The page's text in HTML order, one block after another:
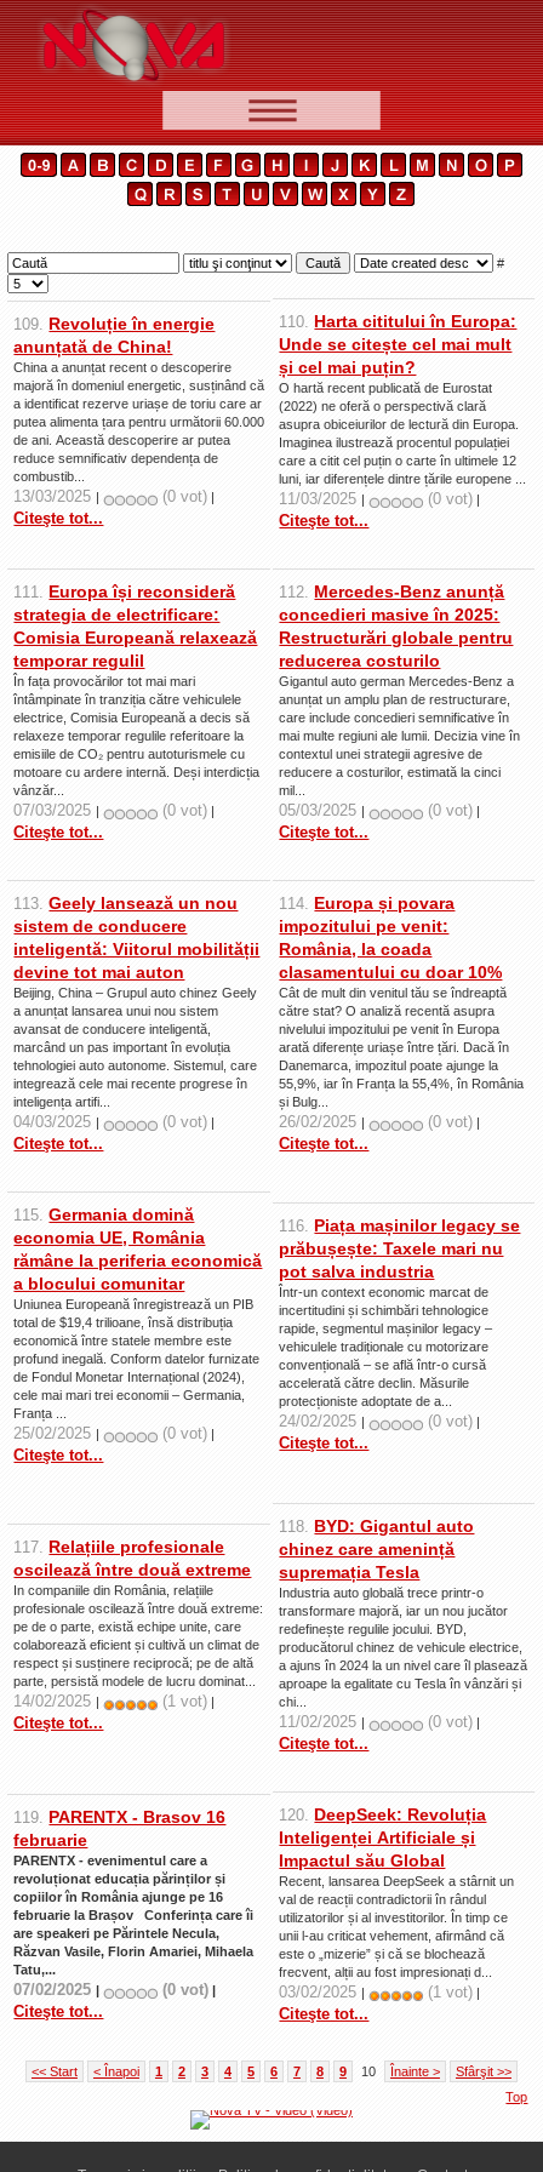
📰 Ştiri
Ştirile Nova TV
Poveşti din Braşov
Punct şi de la capăt
Faţă în faţă
Punctul pe I
BV-01-ADE
Aici pentru tine
De la Mic la Mare
La Ţintă
Subiecte grele
Dialoguri cu Ghişe
Bucuria Credinţei
Replica Braşovului
Zona Neutră
Contact
#
109.Revoluție în energie
anunțată de China!
China a anunțat recent o descoperire
majoră în domeniul energetic, susținând că
a identificat rezerve uriașe de toriu care ar
putea alimenta țara pentru următorii 60.000
de ani. Această descoperire ar putea
reduce semnificativ dependența de
combustib...
13/03/2025 | (0 vot) |
Citeşte tot...
110.Harta cititului în Europa:
Unde se citește cel mai mult
și cel mai puțin?
O hartă recent publicată de Eurostat
(2022) ne oferă o perspectivă clară
asupra obiceiurilor de lectură din Europa.
Imaginea ilustrează procentul populației
care a citit cel puțin o carte în ultimele 12
luni, iar diferențele dintre țările europene ...
11/03/2025 | (0 vot) |
Citeşte tot...
111.Europa își reconsideră
strategia de electrificare:
Comisia Europeană relaxează
temporar regulil
În fața provocărilor tot mai mari
întâmpinate în tranziția către vehiculele
electrice, Comisia Europeană a decis să
relaxeze temporar regulile referitoare la
emisiile de CO₂ pentru autoturismele cu
motoare cu ardere internă. Deși interdicția
vânzăr...
07/03/2025 | (0 vot) |
Citeşte tot...
112.Mercedes-Benz anunță
concedieri masive în 2025:
Restructurări globale pentru
reducerea costurilo
Gigantul auto german Mercedes-Benz a
anunțat un amplu plan de restructurare,
care include concedieri semnificative în
mai multe regiuni ale lumii. Decizia vine în
contextul unei strategii agresive de
reducere a costurilor, estimată la cinci
mil...
05/03/2025 | (0 vot) |
Citeşte tot...
113.Geely lansează un nou
sistem de conducere
inteligentă: Viitorul mobilității
devine tot mai auton
Beijing, China – Grupul auto chinez Geely
a anunțat lansarea unui nou sistem
avansat de conducere inteligentă,
marcând un pas important în evoluția
tehnologiei auto autonome. Sistemul, care
integrează cele mai recente progrese în
inteligența artifi...
04/03/2025 | (0 vot) |
Citeşte tot...
114.Europa și povara
impozitului pe venit:
România, la coada
clasamentului cu doar 10%
Cât de mult din venitul tău se îndreaptă
către stat? O analiză recentă asupra
nivelului impozitului pe venit în Europa
arată diferențe uriașe între țări. Dacă în
Danemarca, impozitul poate ajunge la
55,9%, iar în Franța la 55,4%, în România
și Bulg...
26/02/2025 | (0 vot) |
Citeşte tot...
115.Germania domină
economia UE, România
rămâne la periferia economică
a blocului comunitar
Uniunea Europeană înregistrează un PIB
total de $19,4 trilioane, însă distribuția
economică între statele membre este
profund inegală. Conform datelor furnizate
de Fondul Monetar Internațional (2024),
cele mai mari trei economii – Germania,
Franța ...
25/02/2025 | (0 vot) |
Citeşte tot...
116.Piața mașinilor legacy se
prăbușește: Taxele mari nu
pot salva industria
Într-un context economic marcat de
incertitudini și schimbări tehnologice
rapide, segmentul mașinilor legacy –
vehiculele tradiționale cu motorizare
convențională – se află într-o cursă
accelerată către declin. Măsurile
protecționiste adoptate de a...
24/02/2025 | (0 vot) |
Citeşte tot...
117.Relațiile profesionale
oscilează între două extreme
In companiile din România, relațiile
profesionale oscilează între două extreme:
pe de o parte, există echipe unite, care
colaborează eficient și cultivă un climat de
respect și susținere reciprocă; pe de altă
parte, persistă modele de lucru dominat...
14/02/2025 | (1 vot) |
Citeşte tot...
118.BYD: Gigantul auto
chinez care amenință
supremația Tesla
Industria auto globală trece printr-o
transformare majoră, iar un nou jucător
redefinește regulile jocului. BYD,
producătorul chinez de vehicule electrice,
a ajuns în 2024 la un nivel care îl plasează
aproape la egalitate cu Tesla în vânzări și
chi...
11/02/2025 | (0 vot) |
Citeşte tot...
119.PARENTX - Brasov 16
februarie
PARENTX - evenimentul care a
revoluționat educația părinților și
copiilor în România ajunge pe 16
februarie la Brașov
Conferința care îi
are speakeri pe Părintele Necula,
Răzvan Vasile, Florin Amariei, Mihaela
Tatu,...
07/02/2025| (0 vot) |
Citeşte tot...
120.DeepSeek: Revoluția
Inteligenței Artificiale și
Impactul său Global
Recent, lansarea DeepSeek a stârnit un
val de reacții contradictorii în rândul
utilizatorilor și al investitorilor. În timp ce
unii l-au criticat vehement, afirmând că
este o „mizerie” și că se blochează
frecvent, alții au fost impresionați d...
03/02/2025 | (1 vot) |
Citeşte tot...
<< Start < Înapoi 1 2 3 4 5 6 7 8 9 10 Înainte >
Sfârşit >>
Top